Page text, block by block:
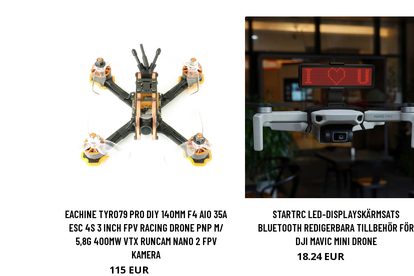
EACHINE TYRO79 PRO DIY 140MM F4 AIO 35A
ESC 4S 3 INCH FPV RACING DRONE PNP M/
5,8G 400MW VTX RUNCAM NANO 2 FPV
KAMERA
115 EUR
STARTRC LED-DISPLAYSKÄRMSATS
BLUETOOTH REDIGERBARA TILLBEHÖR FÖR
DJI MAVIC MINI DRONE
18.24 EUR